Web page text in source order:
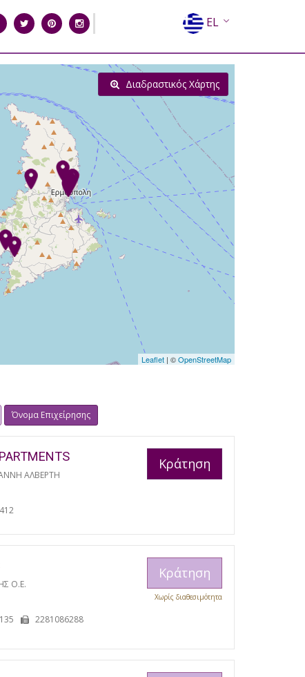
EL
EN
FR
ES
RU
CN
Leaflet | ©OpenStreetMap
Διαδραστικός Χάρτης
Όνομα Επιχείρησης
ΑΛΒΕΡΤΗ
Κράτηση
Ο.Ε.
2281086288
Κράτηση
Χωρίς διαθεσιμότητα